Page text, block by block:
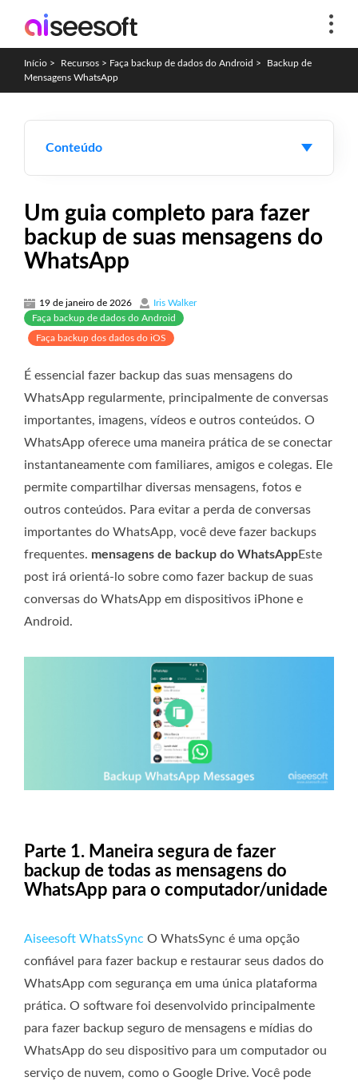
Início > Recursos > Faça backup de dados do Android >
Backup de
Mensagens WhatsApp
Conteúdo
Um guia completo para fazer
backup de suas mensagens do
WhatsApp
19 de janeiro de 2026
Iris Walker
Faça backup de dados do Android
Faça backup dos dados do iOS
É essencial fazer backup das suas mensagens do
WhatsApp regularmente, principalmente de conversas
importantes, imagens, vídeos e outros conteúdos. O
WhatsApp oferece uma maneira prática de se conectar
instantaneamente com familiares, amigos e colegas. Ele
permite compartilhar diversas mensagens, fotos e
outros conteúdos. Para evitar a perda de conversas
importantes do WhatsApp, você deve fazer backups
frequentes. mensagens de backup do WhatsAppEste
post irá orientá-lo sobre como fazer backup de suas
conversas do WhatsApp em dispositivos iPhone e
Android.
Parte 1. Maneira segura de fazer
backup de todas as mensagens do
WhatsApp para o computador/unidade
Aiseesoft WhatsSync O WhatsSync é uma opção
confiável para fazer backup e restaurar seus dados do
WhatsApp com segurança em uma única plataforma
prática. O software foi desenvolvido principalmente
para fazer backup seguro de mensagens e mídias do
WhatsApp do seu dispositivo para um computador ou
serviço de nuvem, como o Google Drive. Você pode